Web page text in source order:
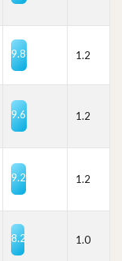
9.8 1.2
9.6 1.2
9.2 1.2
8.2 1.0